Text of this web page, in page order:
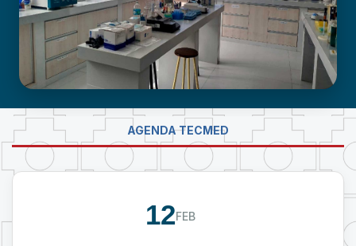
LABORATORIO DE INVESTIGACIÓN -
PROUMSA
AGENDA TECMED
12FEB